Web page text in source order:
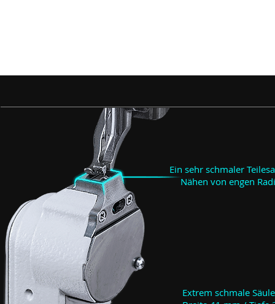
Ein sehr schmaler
Nähen von engen
Extrem schmale Säule